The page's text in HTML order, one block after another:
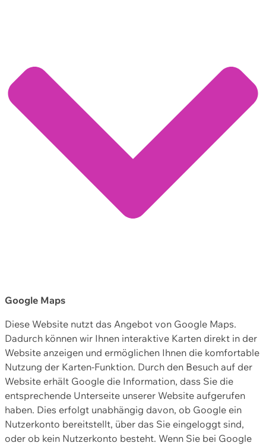
Google Maps
Diese Website nutzt das Angebot von Google Maps.
Dadurch können wir Ihnen interaktive Karten direkt in der
Website anzeigen und ermöglichen Ihnen die komfortable
Nutzung der Karten-Funktion. Durch den Besuch auf der
Website erhält Google die Information, dass Sie die
entsprechende Unterseite unserer Website aufgerufen
haben. Dies erfolgt unabhängig davon, ob Google ein
Nutzerkonto bereitstellt, über das Sie eingeloggt sind,
oder ob kein Nutzerkonto besteht. Wenn Sie bei Google